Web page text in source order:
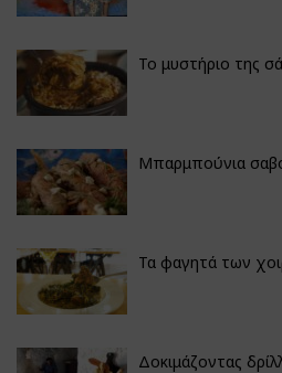
Το μυστήριο της
Μπαρμπούνια
Τα φαγητά των
Δοκιμάζοντας